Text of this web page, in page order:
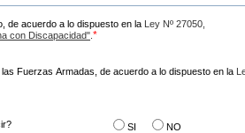
de acuerdo a lo dispuesto en la Ley Nº 27050,
con Discapacidad" *
Fuerzas Armadas, de acuerdo a lo dispuesto en la
SI NO